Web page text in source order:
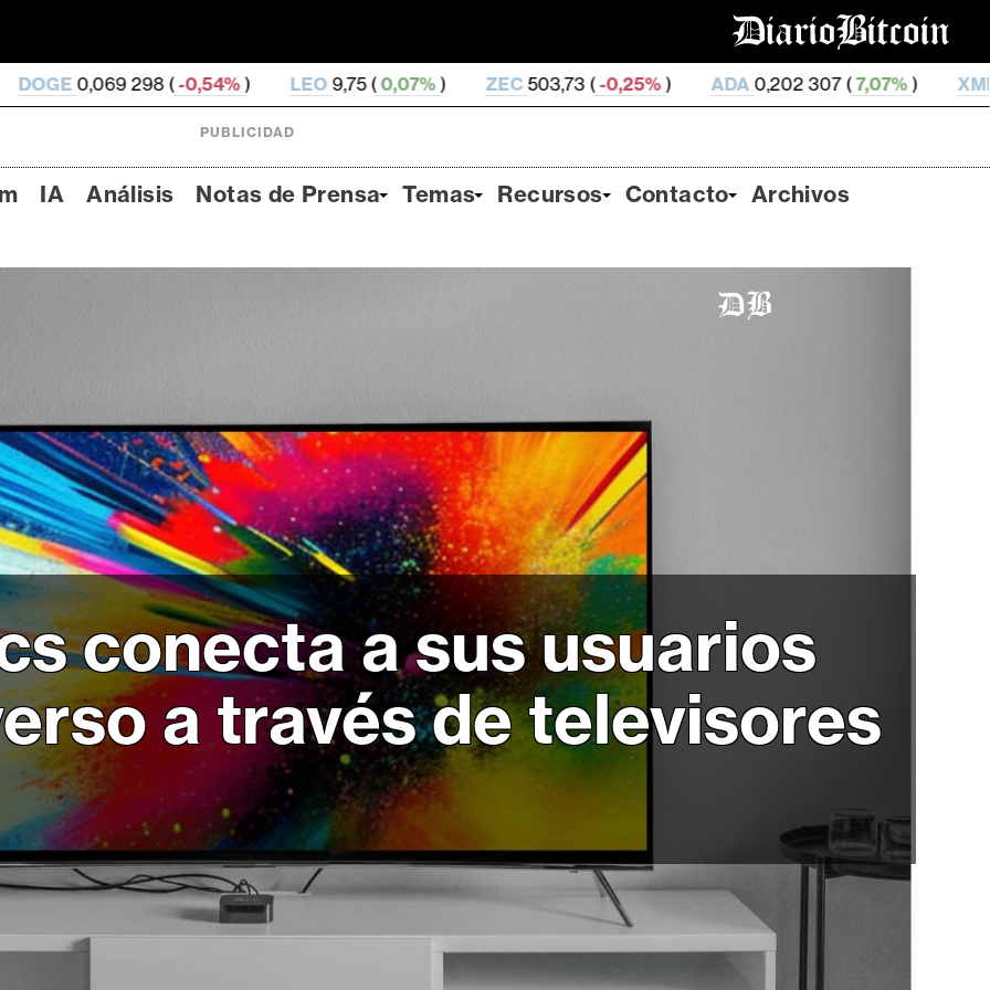
-0,54%) LEO 9,75 (0,07% ZEC503,73 (-0,25%) ADA0,202 307 ( 7,07%) XMR370,8 (1,55% )
PUBLICIDAD
IA Análisis Notas de Prensa Temas Recursos Contacto Archivos
conecta a sus usuarios
a través de televisores